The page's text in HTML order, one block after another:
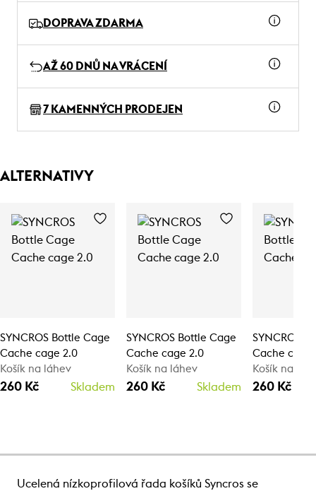
DOPRAVA ZDARMA
AŽ 60 DNŮ NA VRÁCENÍ
7 KAMENNÝCH PRODEJEN
ALTERNATIVY
SYNCROS Bottle Cage
Cache cage 2.0
Košík na láhev
260 Kč Skladem
SYNCROS Bottle Cage
Cache cage 2.0
Košík na láhev
260 Kč Skladem
SYNCROS
Cache cage
Košík na
260 Kč
Ucelená nízkoprofilová řada košíků Syncros se